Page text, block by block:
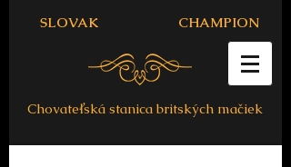
SLOVAK CHAMPION
Chovateľská stanica britských mačiek